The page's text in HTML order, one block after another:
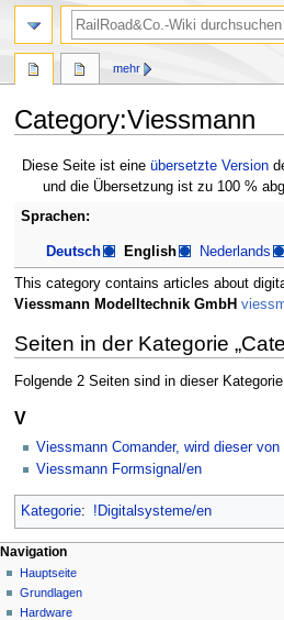
Category:Viessmann
Zur
Navigation
Zur
Suche
Diese Seite ist eine übersetzte Version
und die Übersetzung ist zu 100 %
Sprachen:
Deutsch English Nederlands
This category contains articles about
Viessmann Modelltechnik GmbH
Seiten in der Kategorie
Folgende 2 Seiten sind in dieser
V
Viessmann Comander, wird dieser
Viessmann Formsignal/en
Kategorie: !Digitalsysteme/en
N
a
v
Seitenaktionen
Kategorie
Diskussion
Lesen
mehr
Meine Werkzeuge
Deutsch
Anmelden
Navigation
Hauptseite
Grundlagen
Hardware
Suche